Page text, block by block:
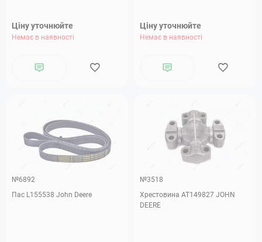
Ціну уточнюйте
Немає в наявності
Ціну уточнюйте
Немає в наявності
№6892
Пас L155538 John Deere
№3518
Хрестовина AT149827 JOHN
DEERE